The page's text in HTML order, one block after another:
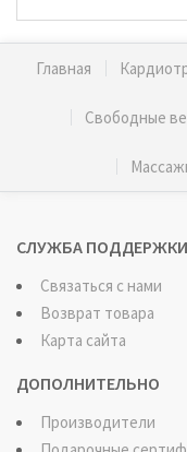
Главная
Свободные
СЛУЖБА ПОДДЕРЖКИ
Связаться с нами
Возврат товара
Карта сайта
ДОПОЛНИТЕЛЬНО
Производители